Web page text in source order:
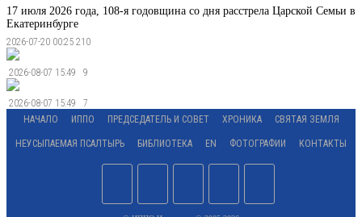
17 июля 2026 года, 108-я годовщина со дня расстрела Царской Семьи в
Екатеринбурге
2026-07-20 00:25 210
2026-08-07 15:49 9
2026-08-07 15:49
7
НАЧАЛО
ИППО ПРЕДСЕДАТЕЛЬ И СОВЕТ ХРОНИКА СВЯТАЯ ЗЕМЛЯ
НЕУСЫПАЕМАЯ ПСАЛТЫРЬ БИБЛИОТЕКА EN ФОТОГРАФИИ КОНТАКТЫ